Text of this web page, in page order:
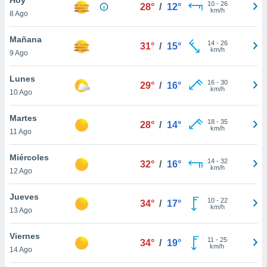
en
más
nuestra
de
cookies
aceptar
8 Ago
28° / 12° 10- 26
km/h
Mañana
9 Ago
31° / 15° 14- 26
km/h
Lunes
10 Ago
29° / 16° 16- 30
km/h
Martes
11 Ago
28° / 14° 18- 35
km/h
Miércoles
12 Ago
32° / 16° 14- 32
km/h
Jueves
13 Ago
34° / 17° 10- 22
km/h
Viernes
14 Ago
34° / 19° 11 - 25
km/h